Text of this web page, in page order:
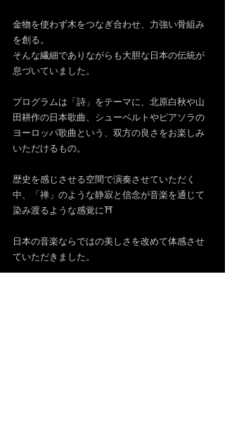
金物を使わず木をつなぎ合わせ、力強い骨組み
を創る。
そんな繊細でありながらも大胆な日本の伝統が
息づいていました。
プログラムは「詩」をテーマに、北原白秋や山
田耕作の日本歌曲、シューベルトやピアソラの
ヨーロッパ歌曲という、双方の良さをお楽しみ
いただけるもの。
歴史を感じさせる空間で演奏させていただく
中、「禅」のような静寂と信念が音楽を通じて
染み渡るような感覚に⛩️
日本の音楽ならではの美しさを改めて体感させ
ていただきました。